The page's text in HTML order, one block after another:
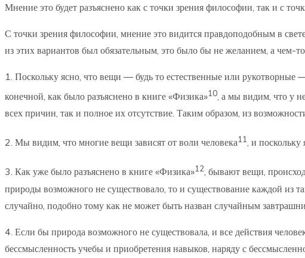
Мнение это будет разъяснено как с точки зрения философии, так и с
С точки зрения философии, мнение это видится правдоподобным в
из этих вариантов был обязательным, это было бы не желанием, а
1. Поскольку ясно, что вещи — будь то естественные или
конечной, как было разъяснено в книге «Физика»10 , а мы видим, что у
всех причин, так и полное их отсутствие. Таким образом, из
2. Мы видим, что многие вещи зависят от воли человека11, и поскольку
3. Как уже было разъяснено в книге «Физика»12, бывают вещи,
природы возможного не существовало, то и существование каждой из
случайно, подобно тому как не может быть назван случайным
4. Если бы природа возможного не существовала, и все действия
бессмысленность учебы и приобретения навыков, наряду с